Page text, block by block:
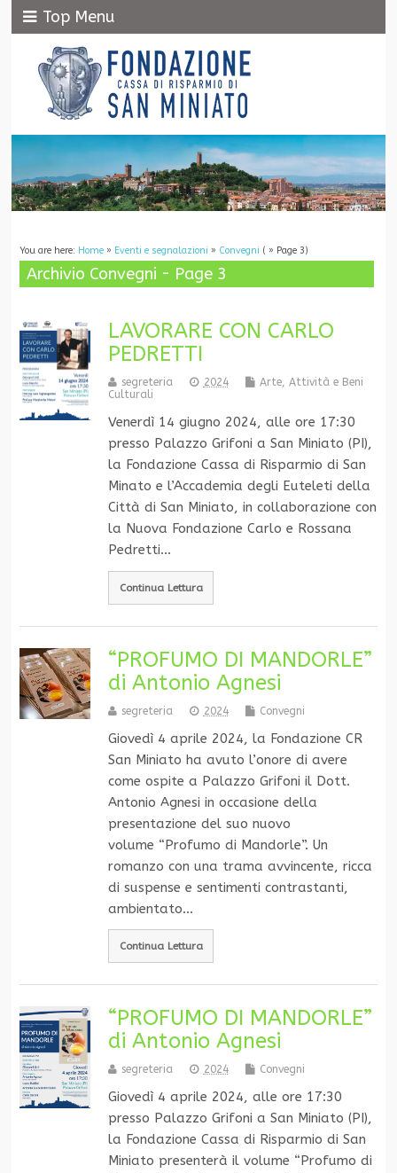
Top Menu
You are here: Home» Eventi e segnalazioni » Convegni ( » Page 3)
Archivio Convegni - Page 3
LAVORARE CON CARLO
PEDRETTI
segreteria 2024
Arte, Attività e Beni
Culturali
Venerdì 14 giugno 2024, alle ore 17:30
presso Palazzo Grifoni a San Miniato (PI),
la Fondazione Cassa di Risparmio di San
Minato e l’Accademia degli Euteleti della
Città di San Miniato, in collaborazione con
la Nuova Fondazione Carlo e Rossana
Pedretti…
Continua Lettura
“PROFUMO DI MANDORLE”
di Antonio Agnesi
segreteria 2024 Convegni
Giovedì 4 aprile 2024, la Fondazione CR
San Miniato ha avuto l’onore di avere
come ospite a Palazzo Grifoni il Dott.
Antonio Agnesi in occasione della
presentazione del suo nuovo
volume “Profumo di Mandorle”. Un
romanzo con una trama avvincente, ricca
di suspense e sentimenti contrastanti,
ambientato…
Continua Lettura
“PROFUMO DI MANDORLE”
di Antonio Agnesi
segreteria 2024 Convegni
Giovedì 4 aprile 2024, alle ore 17:30
presso Palazzo Grifoni a San Miniato (PI),
la Fondazione Cassa di Risparmio di San
Miniato presenterà il volume “Profumo di